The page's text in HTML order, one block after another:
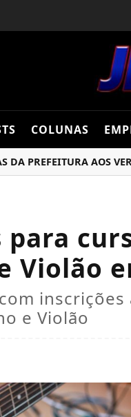
COLUNAS
AOS
Violão
e Violão